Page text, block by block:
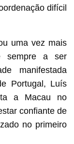
difícil
uma vez mais
sempre a ser
manifestada
Portugal, Luís
a Macau no
confiante de
no primeiro